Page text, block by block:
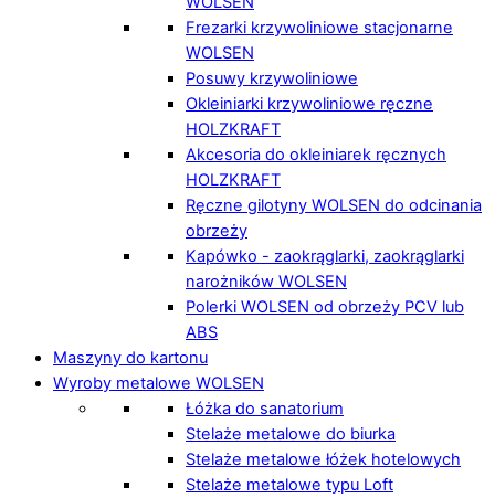
Frezarki krzywoliniowe stacjonarne
WOLSEN
Posuwy krzywoliniowe
Okleiniarki krzywoliniowe ręczne
HOLZKRAFT
Akcesoria do okleiniarek ręcznych
HOLZKRAFT
Ręczne gilotyny WOLSEN do odcinania
obrzeży
Kapówko - zaokrąglarki, zaokrąglarki
narożników WOLSEN
Polerki WOLSEN od obrzeży PCV lub
ABS
Maszyny do kartonu
Wyroby metalowe WOLSEN
Łóżka do sanatorium
Stelaże metalowe do biurka
Stelaże metalowe łóżek hotelowych
Stelaże metalowe typu Loft